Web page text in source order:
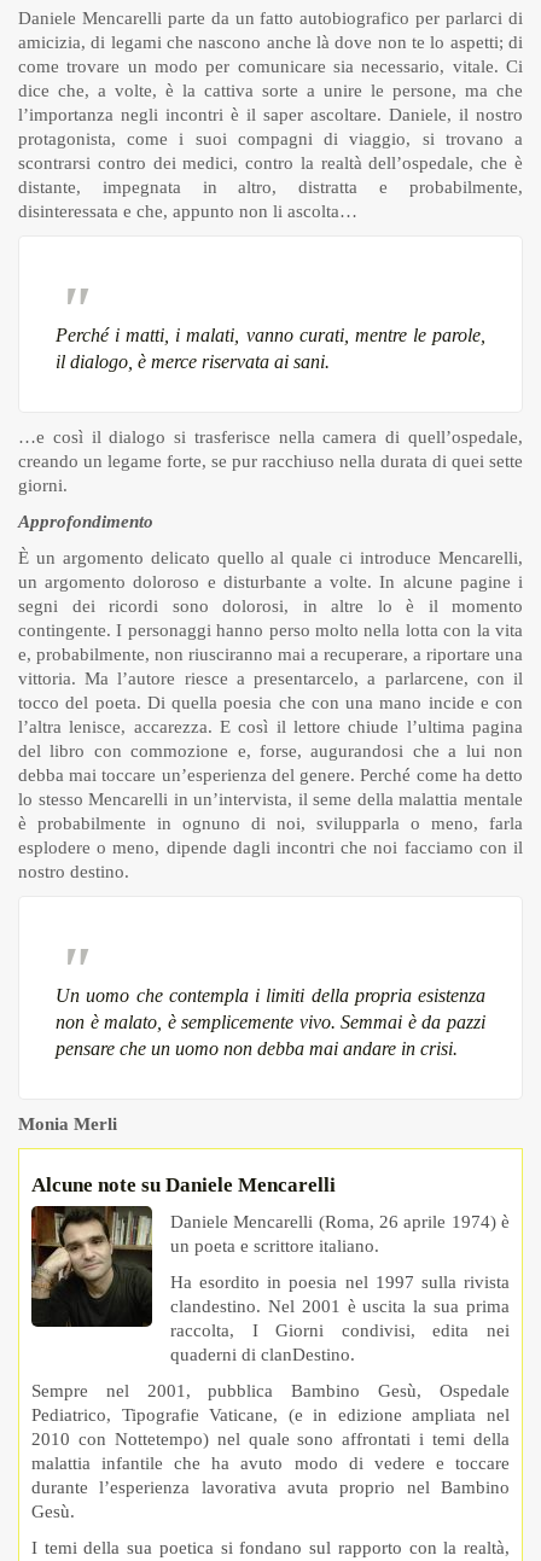
Daniele Mencarelli parte da un fatto autobiografico per parlarci di
amicizia, di legami che nascono anche là dove non te lo aspetti; di
come trovare un modo per comunicare sia necessario, vitale. Ci
dice che, a volte, è la cattiva sorte a unire le persone, ma che
l’importanza negli incontri è il saper ascoltare. Daniele, il nostro
protagonista, come i suoi compagni di viaggio, si trovano a
scontrarsi contro dei medici, contro la realtà dell’ospedale, che è
distante, impegnata in altro, distratta e probabilmente,
disinteressata e che, appunto non li ascolta…
Perché i matti, i malati, vanno curati, mentre le parole,
il dialogo, è merce riservata ai sani.
…e così il dialogo si trasferisce nella camera di quell’ospedale,
creando un legame forte, se pur racchiuso nella durata di quei sette
giorni.
Approfondimento
È un argomento delicato quello al quale ci introduce Mencarelli,
un argomento doloroso e disturbante a volte. In alcune pagine i
segni dei ricordi sono dolorosi, in altre lo è il momento
contingente. I personaggi hanno perso molto nella lotta con la vita
e, probabilmente, non riusciranno mai a recuperare, a riportare una
vittoria. Ma l’autore riesce a presentarcelo, a parlarcene, con il
tocco del poeta. Di quella poesia che con una mano incide e con
l’altra lenisce, accarezza. E così il lettore chiude l’ultima pagina
del libro con commozione e, forse, augurandosi che a lui non
debba mai toccare un’esperienza del genere. Perché come ha detto
lo stesso Mencarelli in un’intervista, il seme della malattia mentale
è probabilmente in ognuno di noi, svilupparla o meno, farla
esplodere o meno, dipende dagli incontri che noi facciamo con il
nostro destino.
Un uomo che contempla i limiti della propria esistenza
non è malato, è semplicemente vivo. Semmai è da pazzi
pensare che un uomo non debba mai andare in crisi.
Monia Merli
Alcune note su Daniele Mencarelli
Daniele Mencarelli (Roma, 26 aprile 1974) è
un poeta e scrittore italiano.
Ha esordito in poesia nel 1997 sulla rivista
clandestino. Nel 2001 è uscita la sua prima
raccolta, I Giorni condivisi, edita nei
quaderni di clanDestino.
Sempre nel 2001, pubblica Bambino Gesù, Ospedale
Pediatrico, Tipografie Vaticane, (e in edizione ampliata nel
2010 con Nottetempo) nel quale sono affrontati i temi della
malattia infantile che ha avuto modo di vedere e toccare
durante l’esperienza lavorativa avuta proprio nel Bambino
Gesù.
I temi della sua poetica si fondano sul rapporto con la realtà,